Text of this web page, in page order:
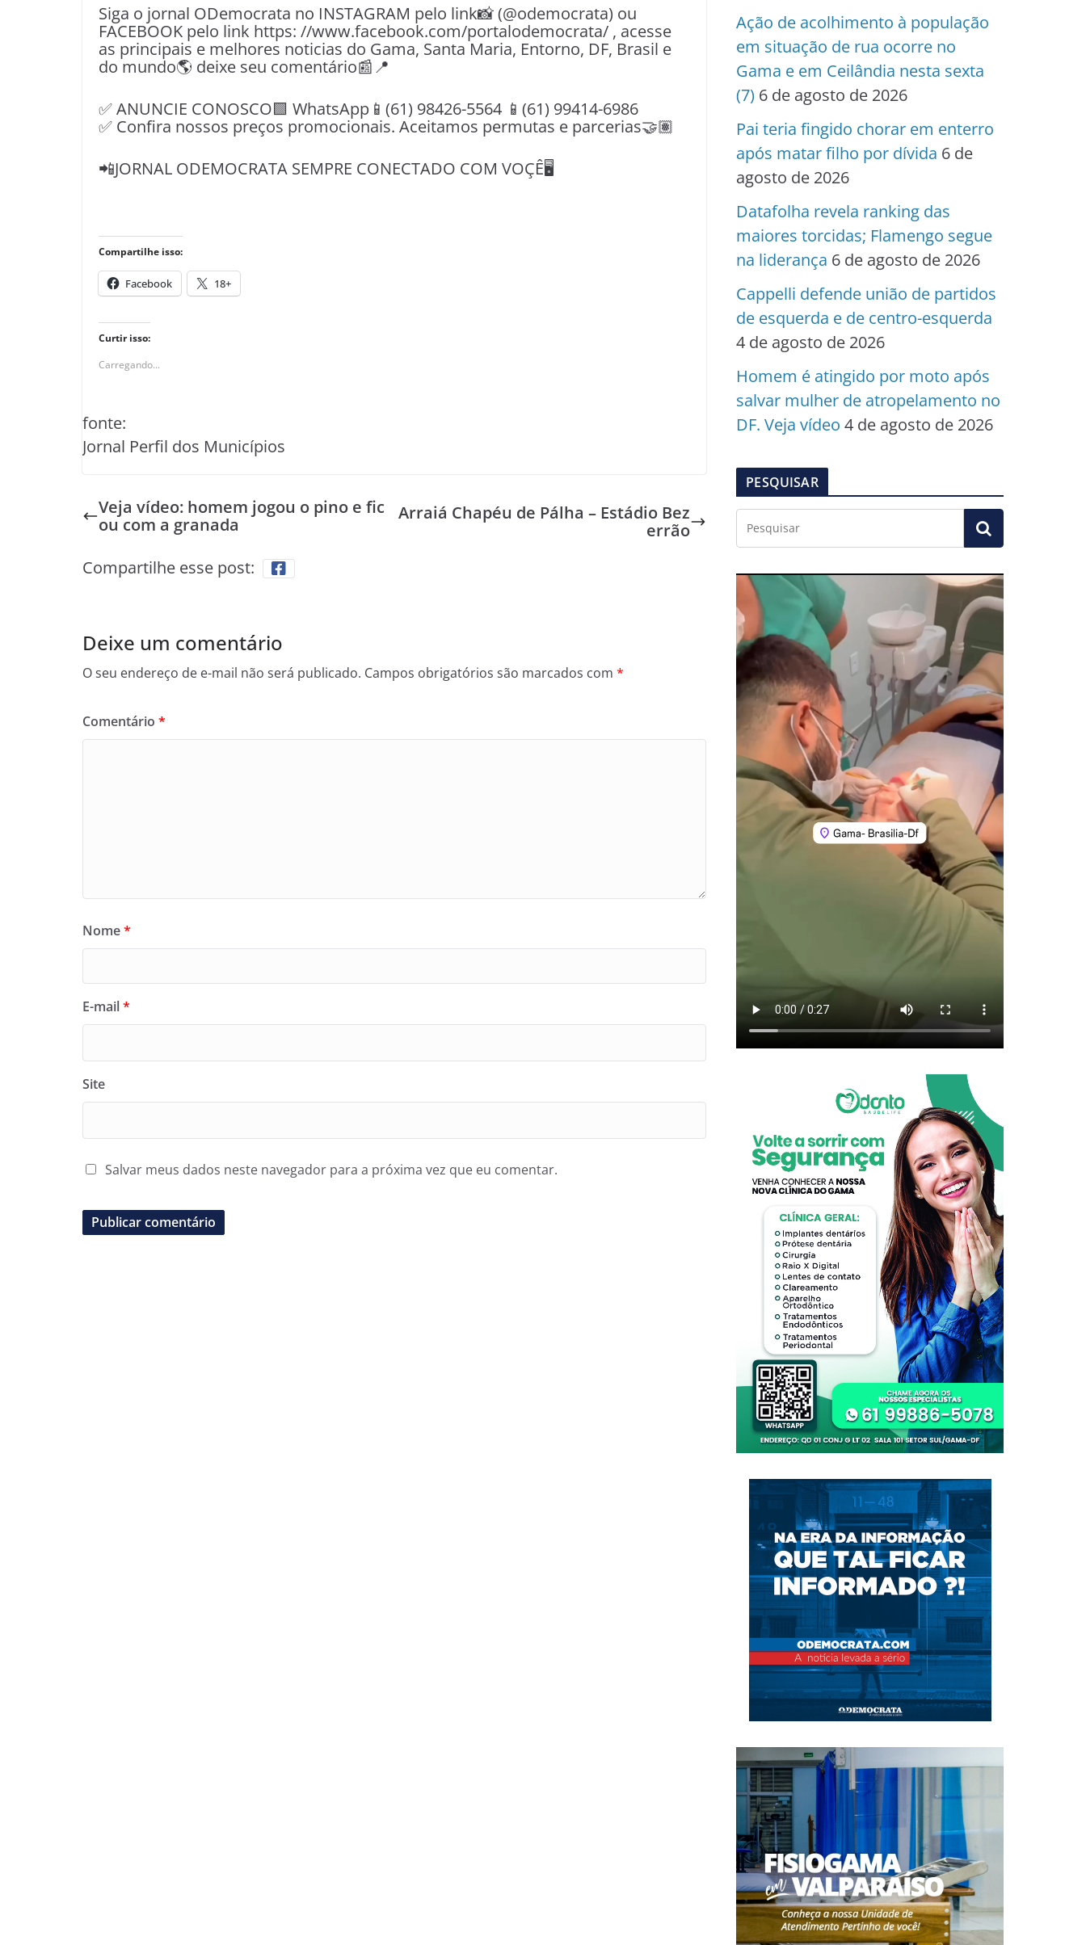
Siga o jornal ODemocrata no INSTAGRAM pelo link📸 (@odemocrata) ou
FACEBOOK pelo link https: //www.facebook.com/portalodemocrata/ , acesse
as principais e melhores noticias do Gama, Santa Maria, Entorno, DF, Brasil e
do mundo🌎 deixe seu comentário📰📍
✅ ANUNCIE CONOSCO🟩 WhatsApp📱(61) 98426-5564 📱(61) 99414-6986
✅ Confira nossos preços promocionais. Aceitamos permutas e parcerias🤝🏽
📲JORNAL ODEMOCRATA SEMPRE CONECTADO COM VOÇÊ🖥️
Compartilhe isso:
Facebook 18+
Curtir isso:
Carregando...
fonte:
Jornal Perfil dos Municípios
Veja vídeo: homem jogou o pino e fic
ou com a granada
Arraiá Chapéu de Pálha – Estádio Bez
errão
Compartilhe esse post:
Deixe um comentário
O seu endereço de e-mail não será publicado. Campos obrigatórios são marcados com *
Comentário *
Nome*
E-mail*
Site
Salvar meus dados neste navegador para a próxima vez que eu comentar.
Ação de acolhimento à população
em situação de rua ocorre no
Gama e em Ceilândia nesta sexta
(7) 6 de agosto de 2026
Pai teria fingido chorar em enterro
após matar filho por dívida 6 de
agosto de 2026
Datafolha revela ranking das
maiores torcidas; Flamengo segue
na liderança 6 de agosto de 2026
Cappelli defende união de partidos
de esquerda e de centro-esquerda
4 de agosto de 2026
Homem é atingido por moto após
salvar mulher de atropelamento no
DF. Veja vídeo 4 de agosto de 2026
PESQUISAR